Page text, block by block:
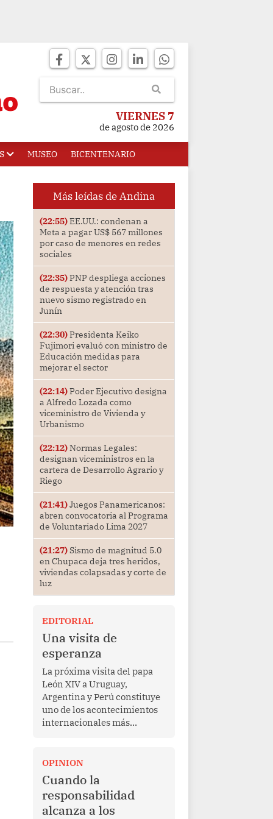
VIERNES 7
de agosto de 2026
MUSEO BICENTENARIO
Más leídas de Andina
(22:55)EE.UU.: condenan a
Meta a pagar US$ 567 millones
por caso de menores en redes
sociales
(22:35)PNP despliega acciones
de respuesta y atención tras
nuevo sismo registrado en
Junín
(22:30)Presidenta Keiko
Fujimori evaluó con ministro de
Educación medidas para
mejorar el sector
(22:14)Poder Ejecutivo designa
a Alfredo Lozada como
viceministro de Vivienda y
Urbanismo
(22:12)Normas Legales:
designan viceministros en la
cartera de Desarrollo Agrario y
Riego
(21:41)Juegos Panamericanos:
abren convocatoria al Programa
de Voluntariado Lima 2027
(21:27)Sismo de magnitud 5.0
en Chupaca deja tres heridos,
viviendas colapsadas y corte de
luz
EDITORIAL
Una visita de
esperanza
La próxima visita del papa
León XIV a Uruguay,
Argentina y Perú constituye
uno de los acontecimientos
internacionales más
Más allá de su dimensión
religiosa, esta gira
representa una oportunidad
para reafirmar el valor del
diálogo, fortalecer los
OPINION
Cuando la
responsabilidad
alcanza a los